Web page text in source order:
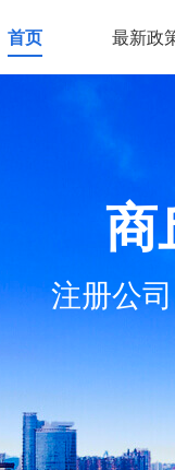
首页 最新政
商
注册公